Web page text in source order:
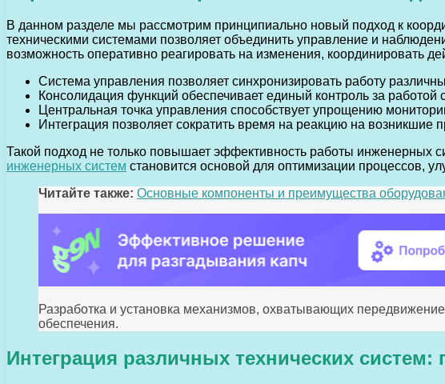
В данном разделе мы рассмотрим принципиально новый подход к
техническими системами позволяет объединить управление и
возможность оперативно реагировать на изменения, координировать
Система управления позволяет синхронизировать работу
Консолидация функций обеспечивает единый контроль за работой
Центральная точка управления способствует упрощению
Интеграция позволяет сократить время на реакцию на возникшие
Такой подход не только повышает эффективность работы инженерных
инженерных систем становится основой для оптимизации процессов,
Читайте также: Основные компоненты и преимущества
Разработка и установка механизмов, охватывающих
обеспечения.
Интеграция различных технических